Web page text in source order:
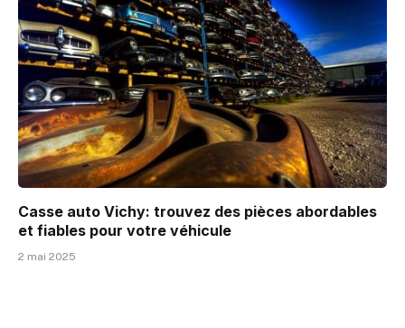
Casse auto Vichy: trouvez des pièces abordables
et fiables pour votre véhicule
2 mai 2025